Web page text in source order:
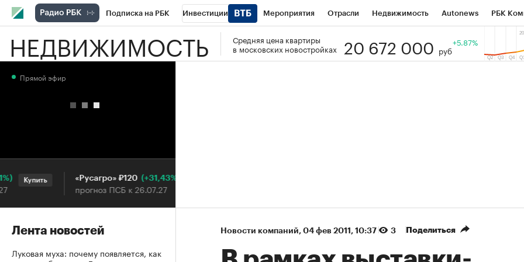
Подписка на РБК Инвестиции Мероприятия Отрасли Недвижимость Autonews РБК
РБК Вино Спорт Школа управления РБК РБК Образование Тренды
НЕДВИЖИМОСТЬ
Средняя цена квартиры
в московских новостройках
20 672 000 руб
+5.87%
Новости компаний⁠, 04 фев 2011, 10:37 3 Поделиться
Прямой эфир
Купить «Русагро» ₽120 (+31,43%)
прогноз ПСБ к 26.07.27
Лента новостей
Луковая муха: почему появляется, как